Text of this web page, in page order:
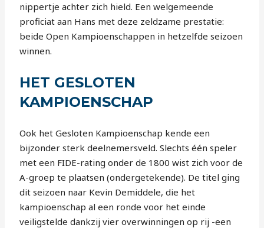
nippertje achter zich hield. Een welgemeende
proficiat aan Hans met deze zeldzame prestatie:
beide Open Kampioenschappen in hetzelfde seizoen
winnen.
HET GESLOTEN
KAMPIOENSCHAP
Ook het Gesloten Kampioenschap kende een
bijzonder sterk deelnemersveld. Slechts één speler
met een FIDE-rating onder de 1800 wist zich voor de
A-groep te plaatsen (ondergetekende). De titel ging
dit seizoen naar Kevin Demiddele, die het
kampioenschap al een ronde voor het einde
veiligstelde dankzij vier overwinningen op rij -een